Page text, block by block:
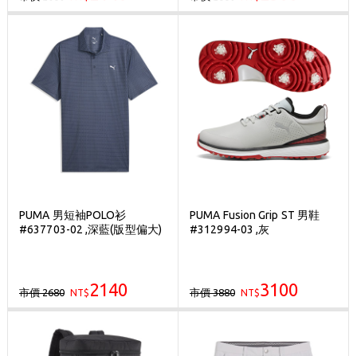
PUMA 男短袖POLO衫
#637703-02 ,深藍(版型偏大)
市價 2680 NT$ 2140
PUMA Fusion Grip ST 男鞋
#312994-03 ,灰
市價 3880 NT$3100